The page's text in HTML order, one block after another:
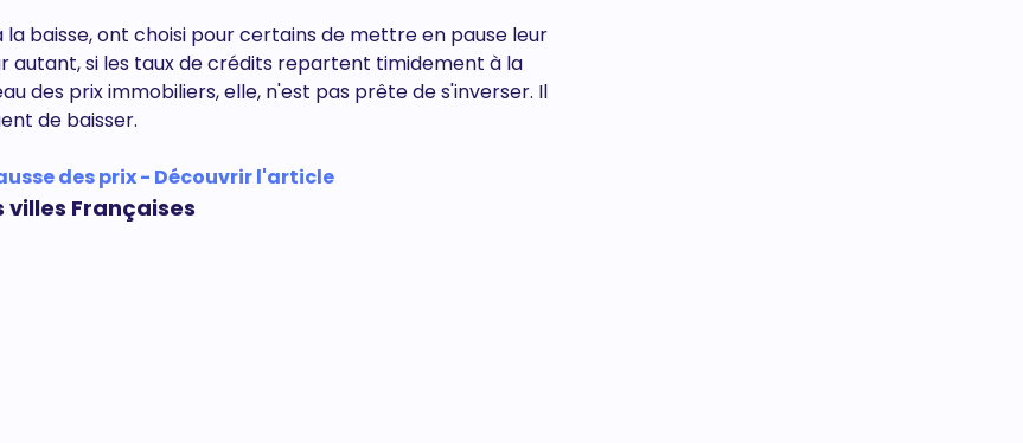
baisse, ont choisi pour certains de mettre en pause leur
autant, si les taux de crédits repartent timidement à la
des prix immobiliers, elle, n'est pas prête de s'inverser. Il
de baisser.
des prix - Découvrir l'article
villes Françaises